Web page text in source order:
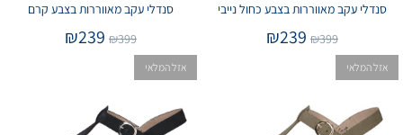
סנדלי עקב מאווררות בצבע כחול נייבי
₪399
₪239
סנדלי עקב מאווררות בצבע קרם
₪399
₪239
אזל המלאי אזל המלאי